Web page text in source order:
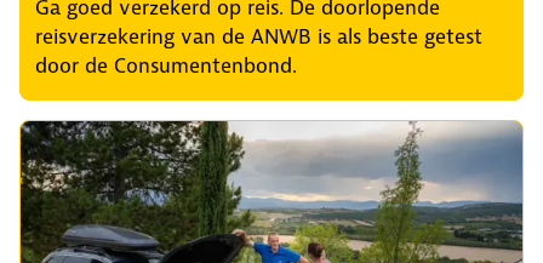
Ga goed verzekerd op reis. De doorlopende
reisverzekering van de ANWB is als beste getest
door de Consumentenbond.